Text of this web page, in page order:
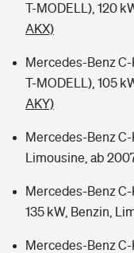
T-MODELL), 120
AKX)
Mercedes-Benz C-
T-MODELL), 105
AKY)
Mercedes-Benz C-
Limousine, ab
Mercedes-Benz C-
135 kW, Benzin,
Mercedes-Benz C-